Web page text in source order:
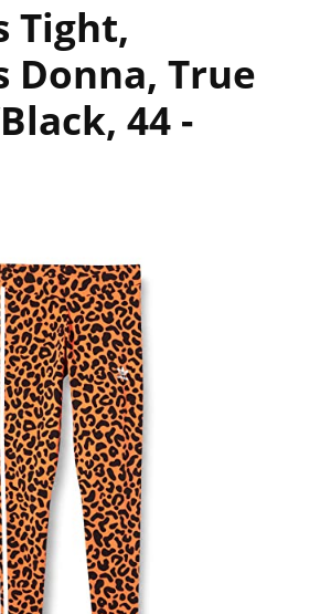
Tight,
Donna, True
44 -